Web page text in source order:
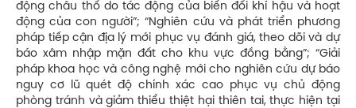
động châu thổ do tác động của biến đổi khí hậu và hoạt
động của con người”; “Nghiên cứu và phát triển phương
pháp tiếp cận địa lý mới phục vụ đánh giá, theo dõi và dự
báo xâm nhập mặn đất cho khu vực đồng bằng”; “Giải
pháp khoa học và công nghệ mới cho nghiên cứu dự báo
nguy cơ lũ quét độ chính xác cao phục vụ chủ động
phòng tránh và giảm thiểu thiệt hại thiên tai, thực hiện tại